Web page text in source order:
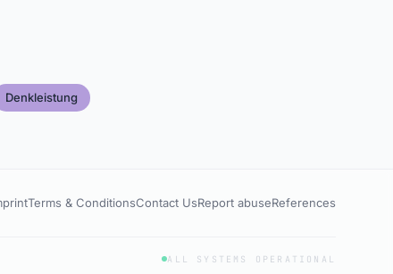
Denkleistung
Terms & ConditionsContact UsReport abuseReferences
ALL SYSTEMS OPERATIONAL